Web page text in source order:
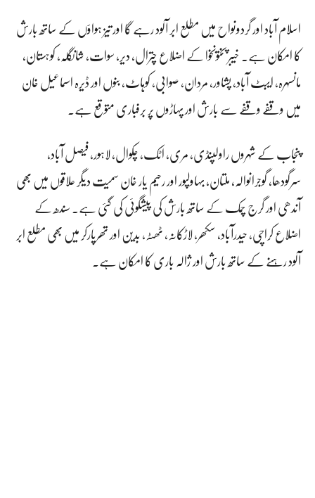
اسلام آباد اور گردونواح میں مطلع ابر آلود رہے گا اور تیز ہواؤں کے ساتھ بارش
کا امکان ہے۔ خیبر پختونخوا کے اضلاع چترال، دیر، سوات، شانگلہ، کوہستان،
مانسہرہ، ایبٹ آباد، پشاور، مردان، صوابی، کوہاٹ، بنوں اور ڈیرہ اسماعیل خان
میں وقفے وقفے سے بارش اور پہاڑوں پر برفباری متوقع ہے۔
پنجاب کے شہروں راولپنڈی، مری، اٹک، چکوال، لاہور، فیصل آباد،
سرگودھا، گوجرانوالہ، ملتان، بہاولپور اور رحیم یار خان سمیت دیگر علاقوں میں بھی
آندھی اور گرج چمک کے ساتھ بارش کی پیشگوئی کی گئی ہے۔ سندھ کے
اضلاع کراچی، حیدرآباد، سکھر، لاڑکانہ، ٹھٹہ، بدین اور تھرپارکر میں بھی مطلع ابر
آلود رہنے کے ساتھ بارش اور ژالہ باری کا امکان ہے۔